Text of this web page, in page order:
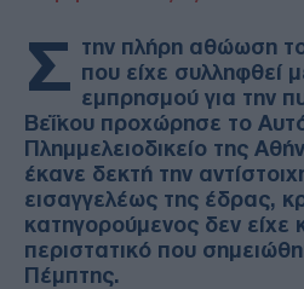
Σ την πλήρη αθώωση
που είχε συλληφθεί
εμπρησμού για την
Βεΐκου προχώρησε το
Πλημμελειοδικείο της
έκανε δεκτή την
εισαγγελέως της έδρας,
κατηγορούμενος δεν είχε
περιστατικό που
Πέμπτης.